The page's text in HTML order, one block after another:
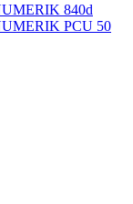
840d
PCU 50